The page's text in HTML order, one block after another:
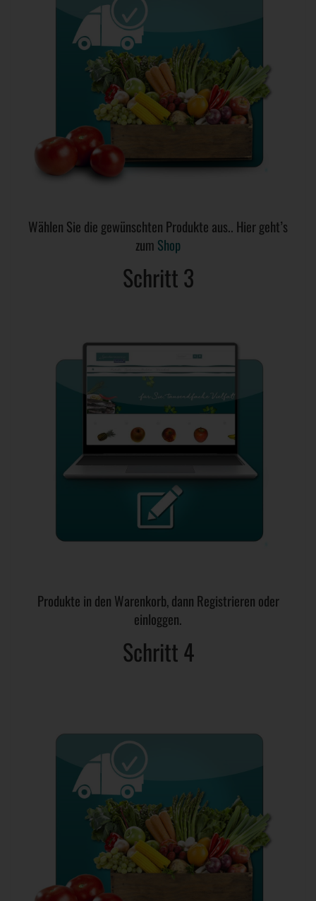
Wählen Sie die gewünschten Produkte aus.. Hier geht’s
zum Shop
Schritt 3
Produkte in den Warenkorb, dann Registrieren oder
einloggen.
Schritt 4